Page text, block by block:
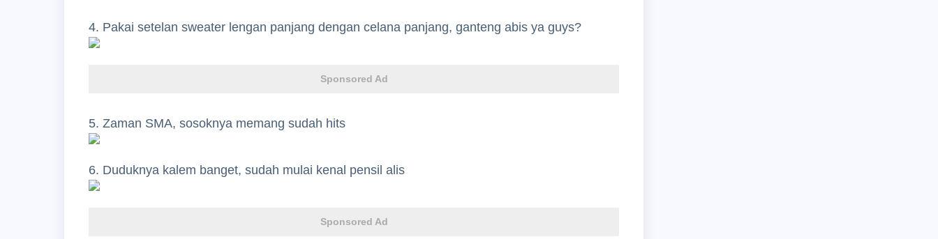
4. Pakai setelan sweater lengan panjang dengan celana panjang, ganteng abis ya guys?
Sponsored Ad
5. Zaman SMA, sosoknya memang sudah hits
6. Duduknya kalem banget, sudah mulai kenal pensil alis
Sponsored Ad